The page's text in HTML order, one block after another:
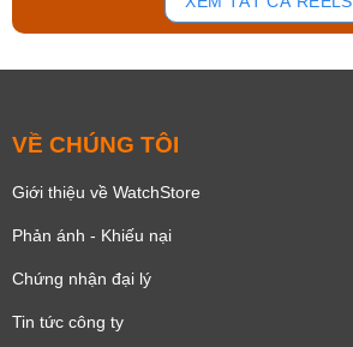
VỀ CHÚNG TÔI
Giới thiệu về WatchStore
Phản ánh - Khiếu nại
Chứng nhận đại lý
Tin tức công ty